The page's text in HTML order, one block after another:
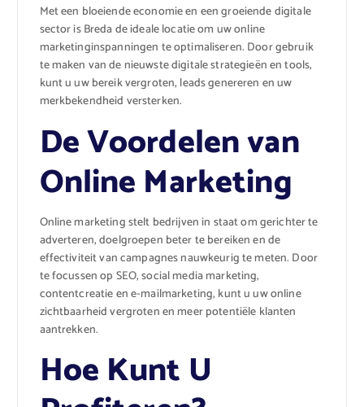
Met een bloeiende economie en een groeiende digitale
sector is Breda de ideale locatie om uw online
marketinginspanningen te optimaliseren. Door gebruik
te maken van de nieuwste digitale strategieën en tools,
kunt u uw bereik vergroten, leads genereren en uw
merkbekendheid versterken.
De Voordelen van
Online Marketing
Online marketing stelt bedrijven in staat om gerichter te
adverteren, doelgroepen beter te bereiken en de
effectiviteit van campagnes nauwkeurig te meten. Door
te focussen op SEO, social media marketing,
contentcreatie en e-mailmarketing, kunt u uw online
zichtbaarheid vergroten en meer potentiële klanten
aantrekken.
Hoe Kunt U